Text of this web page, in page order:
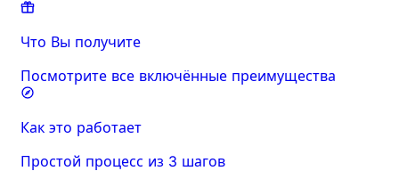
Что Вы получите
Посмотрите все включённые преимущества
Как это работает
Простой процесс из 3 шагов